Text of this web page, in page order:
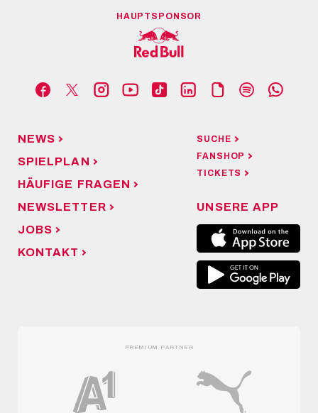
HAUPTSPONSOR
NEWS
SPIELPLAN
HÄUFIGE FRAGEN
NEWSLETTER
JOBS
KONTAKT
SUCHE
FANSHOP
TICKETS
UNSERE APP
PREMIUM PARTNER